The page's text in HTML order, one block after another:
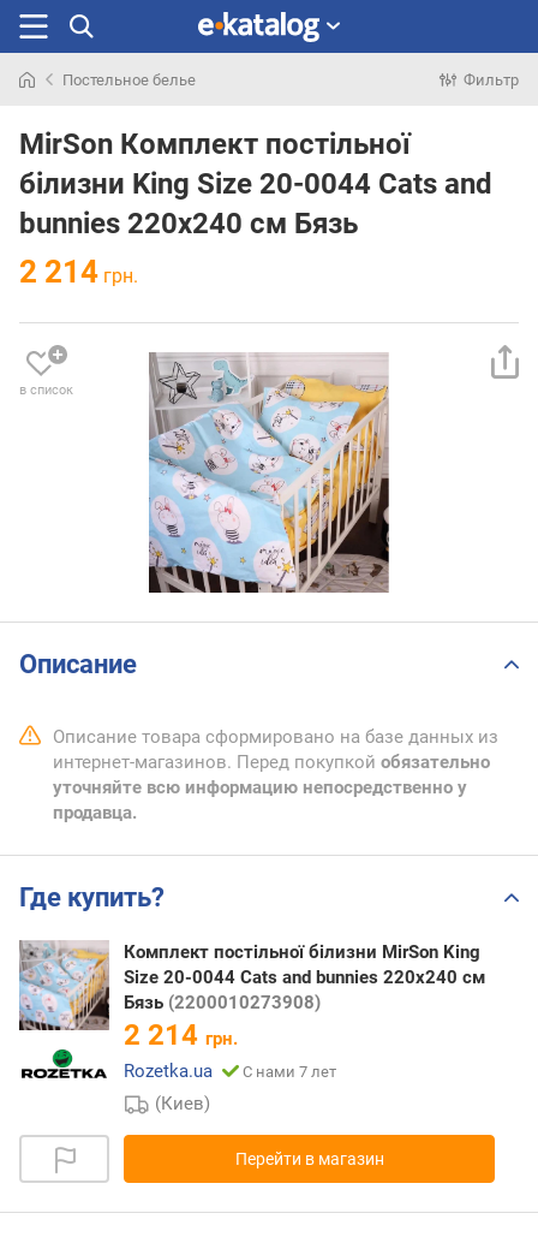
раньше
Постельное белье Фильтр
MirSon Комплект постільної
білизни King Size 20-0044 Cats and
bunnies 220х240 см Бязь
2 214 грн.
в список
Описание
Описание товара сформировано на базе данных из
интернет-магазинов. Перед покупкой обязательно
уточняйте всю информацию непосредственно у
продавца.
Где купить?
Комплект постільної білизни MirSon King
Size 20-0044 Cats and bunnies 220х240 см
Бязь (2200010273908)
2 214 грн.
Rozetka.ua
С нами 7 лет
(Киев)
Перейти в магазин